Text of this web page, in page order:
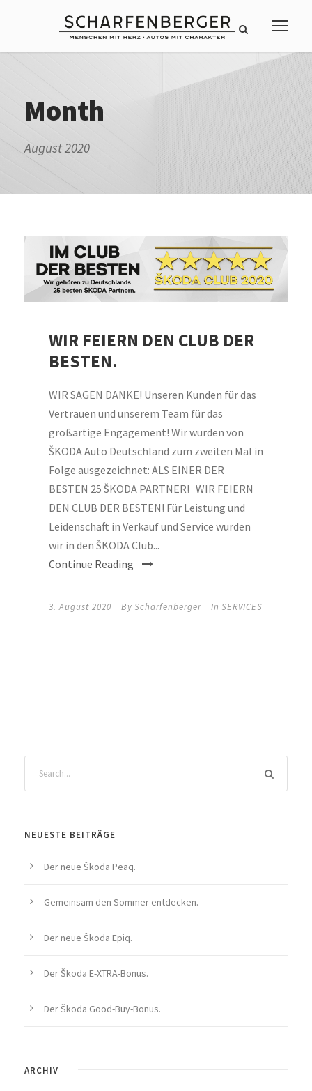
Month
August 2020
WIR FEIERN DEN CLUB DER
BESTEN.
WIR SAGEN DANKE! Unseren Kunden für das
Vertrauen und unserem Team für das
großartige Engagement! Wir wurden von
ŠKODA Auto Deutschland zum zweiten Mal in
Folge ausgezeichnet: ALS EINER DER
BESTEN 25 ŠKODA PARTNER! WIR FEIERN
DEN CLUB DER BESTEN! Für Leistung und
Leidenschaft in Verkauf und Service wurden
wir in den ŠKODA Club...
Continue Reading
3. August 2020 By Scharfenberger In SERVICES
NEUESTE BEITRÄGE
Der neue Škoda Peaq.
Gemeinsam den Sommer entdecken.
Der neue Škoda Epiq.
Der Škoda E-XTRA-Bonus.
Der Škoda Good-Buy-Bonus.
ARCHIV